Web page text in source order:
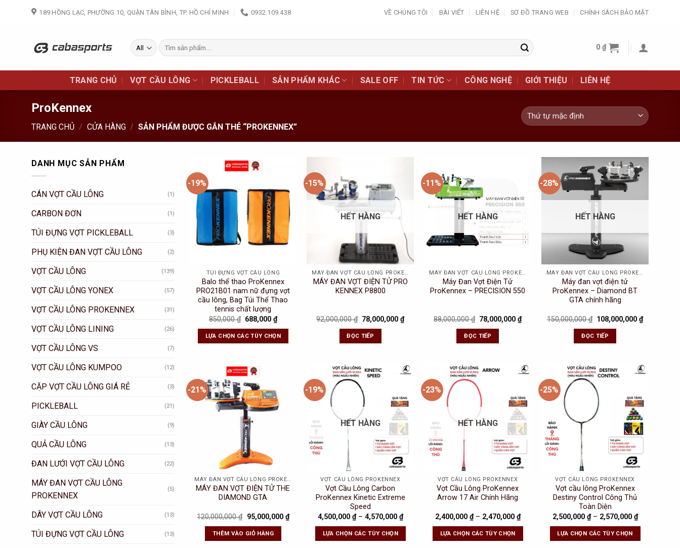
189 HỒNG LẠC, PHƯỜNG 10, QUẬN TÂN BÌNH, TP. HỒ CHÍ MINH 0932.109.438 VỀ CHÚNG TÔI BÀI VIẾT LIÊN HỆ SƠ ĐỒ TRANG WEB CHÍNH SÁCH BẢO MẬT
Tìm
kiếm:
0₫
TRANG CHỦ VỢT CẦU LÔNG PICKLEBALL SẢN PHẨM KHÁC SALE OFF TIN TỨC CÔNG NGHỆ GIỚI THIỆU LIÊN HỆ
ProKennex
TRANG CHỦ / CỬA HÀNG / SẢN PHẨM ĐƯỢC GẮN THẺ “PROKENNEX”
DANH MỤC SẢN PHẨM
CÁN VỢT CẦU LÔNG (1)
CARBON ĐƠN (1)
TÚI ĐỰNG VỢT PICKLEBALL (3)
PHỤ KIỆN ĐAN VỢT CẦU LÔNG (2)
VỢT CẦU LÔNG (139)
VỢT CẦU LÔNG YONEX (57)
VỢT CẦU LÔNG PROKENNEX (31)
VỢT CẦU LÔNG LINING (26)
VỢT CẦU LÔNG VS (7)
VỢT CẦU LÔNG KUMPOO (12)
CẶP VỢT CẦU LÔNG GIÁ RẺ (3)
PICKLEBALL (21)
GIÀY CẦU LÔNG (9)
QUẢ CẦU LÔNG (13)
ĐAN LƯỚI VỢT CẦU LÔNG (22)
MÁY ĐAN VỢT CẦU LÔNG
PROKENNEX
(5)
DÂY VỢT CẦU LÔNG (13)
TÚI ĐỰNG VỢT CẦU LÔNG (13)
-19%
Wishlist
TÚI ĐỰNG VỢT CẦU LÔNG
Balo thể thao ProKennex
PRO21B01 nam nữ đựng vợt
cầu lông, Bag Túi Thể Thao
tennis chất lượng
850,000₫ Original
price
was:
850,000 ₫.
688,000₫Current
price
is:
688,000 ₫.
LỰA CHỌN CÁC TÙY CHỌN
-15%
Add to
Wishlist
HẾT HÀNG
MÁY ĐAN VỢT CẦU LÔNG PROKENNEX
MÁY ĐAN VỢT ĐIỆN TỬ PRO
KENNEX P8800
92,000,000₫ Original
price
was:
92,000,000 ₫.
78,000,000₫Current
price
ĐỌC TIẾP
-11%
HẾT HÀNG
MÁY ĐAN VỢT CẦU LÔNG PROKENNEX
Máy Đan Vợt Điện Tử
ProKennex – PRECISION 550
88,000,000₫ Original
price
was:
88,000,000 ₫.
78,000,000₫Current
price
ĐỌC TIẾP
-28%
Add to
Wishlist
HẾT HÀNG
MÁY ĐAN VỢT CẦU LÔNG PROKENNEX
Máy đan vợt điện tử
ProKennex – Diamond BT
GTA chính hãng
150,000,000₫ Original
price
was:
150,000,000 ₫.
108,000,000₫Current
price
ĐỌC TIẾP
-21%
Add to
Wishlist
MÁY ĐAN VỢT CẦU LÔNG PROKENNEX
MÁY ĐAN VỢT ĐIỆN TỬ THE
DIAMOND GTA
120,000,000₫ Original
price
was:
120,000,000 ₫.
95,000,000 ₫Current
price
95,000,000 ₫.
THÊM VÀO GIỎ HÀNG
-19%
Wishlist
HẾT HÀNG
VỢT CẦU LÔNG PROKENNEX
Vợt Cầu Lông Carbon
ProKennex Kinetic Extreme
Speed
4,500,000 ₫– 4,570,000 ₫
LỰA CHỌN CÁC TÙY CHỌN
-23%
Wishlist
HẾT HÀNG
VỢT CẦU LÔNG PROKENNEX
Vợt Cầu Lông ProKennex
Arrow 17 Air Chính Hãng
2,400,000 ₫– 2,470,000 ₫
LỰA CHỌN CÁC TÙY CHỌN
-25%
Wishlist
VỢT CẦU LÔNG PROKENNEX
Vợt cầu lông ProKennex
Destiny Control Công Thủ
Toàn Diện
2,500,000 ₫– 2,570,000 ₫
LỰA CHỌN CÁC TÙY CHỌN